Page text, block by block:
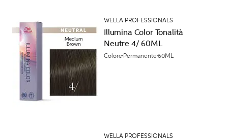
WELLA PROFESSIONALS
Illumina Color Tonalità
Neutre 4/ 60ML
Colore Permanente60ML
WELLA PROFESSIONALS